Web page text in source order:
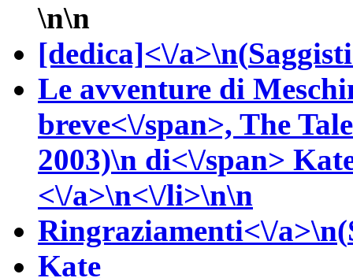
\n\n
[dedica]<\/a>\n(
Le avventure di
breve<\/span>, The
2003)\n di<\/span>
<\/a>\n<\/li>\n\n
Ringraziamenti<\/a>\n(
Kate